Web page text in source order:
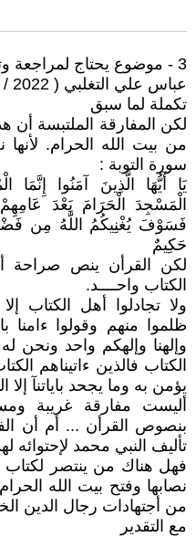
3 - موضوع يحتاج لمراجعة وتصويب
عباس علي التغلبي ( 2022 / 10 / 5 - 14:06 )
تكملة لما سبق
لكن المفارقة الملتبسة أن
سورة التوبة :
يَا أَيُّهَا الَّذِينَ آمَنُوا
الْمَسْجِدَ الْحَرَامَ بَعْدَ
فَسَوْفَ يُغْنِيكُمُ اللَّهُ مِن
حَكِيمٌ
لكن القرأن ينص صراحة
الكتاب واحــــد.
ولا تجادلوا أهل الكتاب
ظلموا منهم وقولوا ءامنا
وإلهنا وإلهكم واحد ونحن
الكتاب فالذين ءاتيناهم
يؤمن به وما يجحد باياتنآ إلا
أليست مفارقة غريبة
بنصوص القرأن ... أم أن
تأليف النبي محمد لإحتوائه
فهل هناك من ينتصر لكتاب
نصابها وفتح بيت الله
من أجتهادات رجال الدين
مع التقدير